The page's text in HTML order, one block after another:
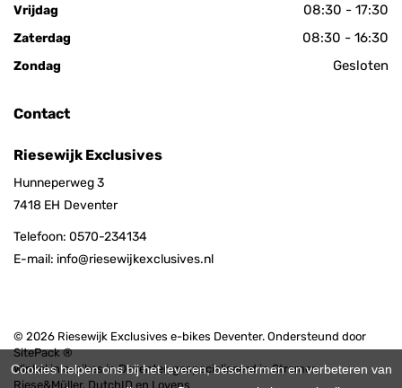
Vrijdag 08:30 - 17:30
Zaterdag 08:30 - 16:30
Zondag Gesloten
Contact
Riesewijk Exclusives
Hunneperweg 3
7418 EH Deventer
Telefoon: 0570-234134
E-mail: info@riesewijkexclusives.nl
© 2026 Riesewijk Exclusives e-bikes Deventer. Ondersteund door
SitePack ®
Winkel in e-bikes in Deventer, gespecialiseerd in Stromer,
Riese&Müller, DutchID en Lovens
Cookies helpen ons bij het leveren, beschermen en verbeteren van